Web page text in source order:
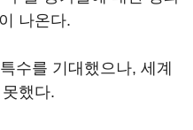
나온다.
수를 기대했으나, 세계
했다.